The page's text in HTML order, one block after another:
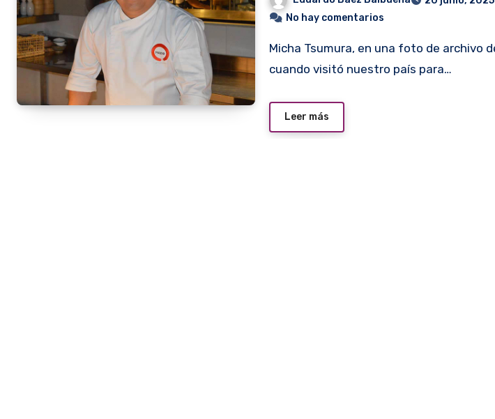
No hay comentarios
Micha Tsumura, en una foto de archivo del año 2017
cuando visitó nuestro país para…
Leer más